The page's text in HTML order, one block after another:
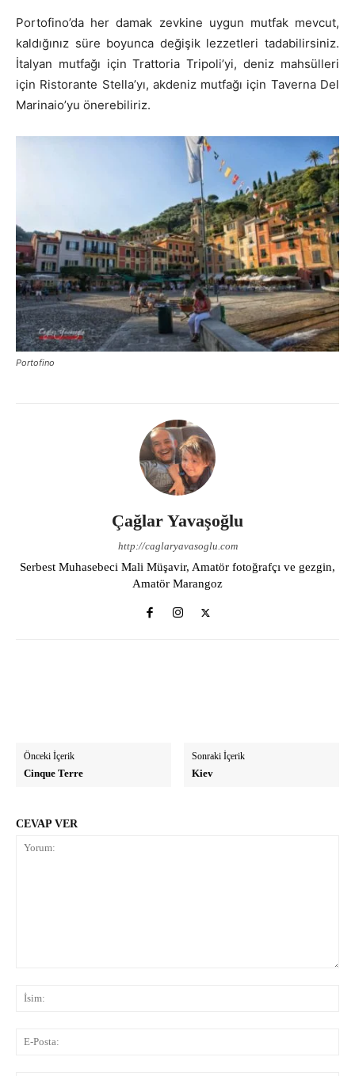
Portofino’da her damak zevkine uygun mutfak mevcut,
kaldığınız süre boyunca değişik lezzetleri tadabilirsiniz.
İtalyan mutfağı için Trattoria Tripoli’yi, deniz mahsülleri
için Ristorante Stella’yı, akdeniz mutfağı için Taverna Del
Marinaio’yu önerebiliriz.
Portofino
Çağlar Yavaşoğlu
http://caglaryavasoglu.com
Serbest Muhasebeci Mali Müşavir, Amatör fotoğrafçı ve gezgin,
Amatör Marangoz
Önceki İçerik
Cinque Terre
Sonraki İçerik
Kiev
CEVAP VER